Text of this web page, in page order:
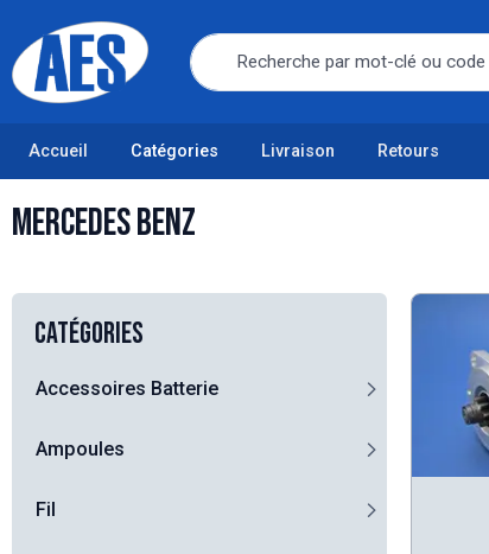
Accueil Catégories Livraison Retours
Mercedes Benz
Catégories
Accessoires Batterie
Ampoules
Fil